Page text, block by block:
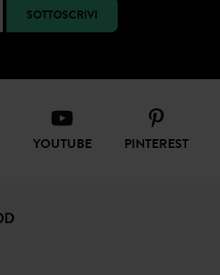
SOTTOSCRIVI
YOUTUBE PINTEREST